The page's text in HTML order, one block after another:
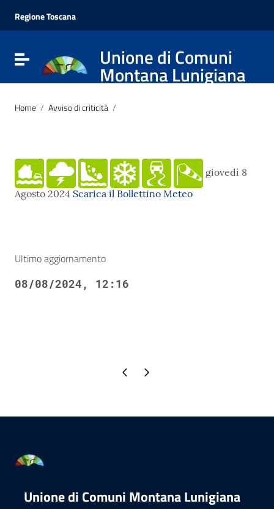
Vai al menu di navigazione
Vai al footer
Regione Toscana
Attiva / disattiva la navigazioneUnione di Comuni
Montana Lunigiana
Home / Avviso di criticità /
giovedì 8
Agosto 2024 Scarica il Bollettino Meteo
Ultimo aggiornamento
08/08/2024, 12:16
Pagina precedente
Pagina successiva
Unione di Comuni Montana Lunigiana